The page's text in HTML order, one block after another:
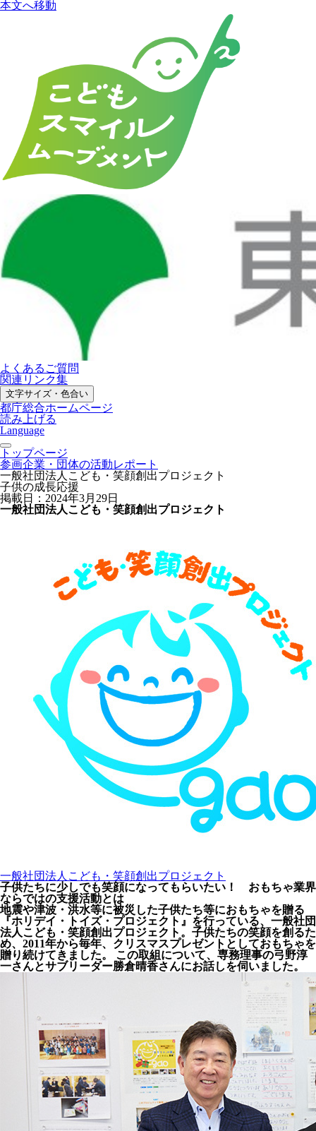
本文へ移動
よくあるご質問
関連リンク集
文字サイズ・色合い
都庁総合ホームページ
読み上げる
Language
トップページ
参画企業・団体の活動レポート
一般社団法人こども・笑顔創出プロジェクト
子供の成長応援
掲載日：2024年3月29日
一般社団法人こども・笑顔創出プロジェクト
一般社団法人こども・笑顔創出プロジェクト
子供たちに少しでも笑顔になってもらいたい！ おもちゃ業界
ならではの支援活動とは
地震や津波・洪水等に被災した子供たち等におもちゃを贈る
『ホリデイ・トイズ・プロジェクト』を行っている、一般社団
法人こども・笑顔創出プロジェクト。子供たちの笑顔を創るた
め、2011年から毎年、クリスマスプレゼントとしておもちゃを
贈り続けてきました。 この取組について、専務理事の弓野淳
一さんとサブリーダー勝倉晴香さんにお話しを伺いました。